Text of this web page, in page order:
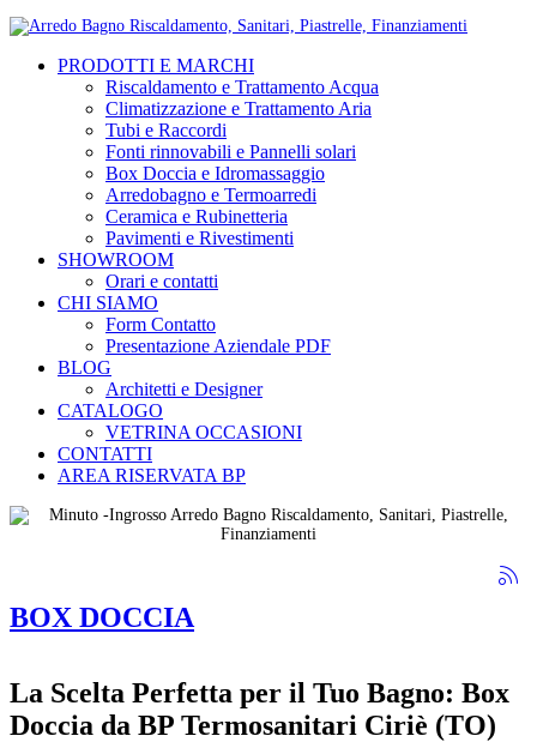
PRODOTTI E MARCHI
Riscaldamento e Trattamento Acqua
Climatizzazione e Trattamento Aria
Tubi e Raccordi
Fonti rinnovabili e Pannelli solari
Box Doccia e Idromassaggio
Arredobagno e Termoarredi
Ceramica e Rubinetteria
Pavimenti e Rivestimenti
SHOWROOM
Orari e contatti
CHI SIAMO
Form Contatto
Presentazione Aziendale PDF
BLOG
Architetti e Designer
CATALOGO
VETRINA OCCASIONI
CONTATTI
AREA RISERVATA BP
BOX DOCCIA
La Scelta Perfetta per il Tuo Bagno: Box
Doccia da BP Termosanitari Ciriè (TO)